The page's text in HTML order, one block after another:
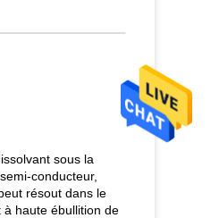
sous la
conducteur,
résout dans le
haute ébullition de